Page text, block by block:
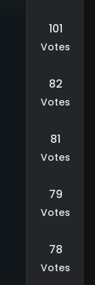
101
Votes
82
Votes
81
Votes
79
Votes
78
Votes